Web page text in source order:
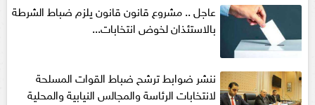
عاجل .. مشروع قانون قانون يلزم ضباط الشرطة
بالاستئذان لخوض انتخابات...
ننشر ضوابط ترشح ضباط القوات المسلحة
لانتخابات الرئاسة والمجالس النيابية والمحلية‎